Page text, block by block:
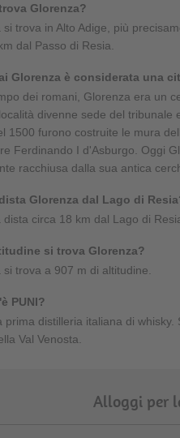
Glorenza?
si trova in Alto Adige, più
dal Passo di Resia.
Glorenza è considerata una
dei romani, Glorenza era un
divenne sede del
1500 furono costruite le mura
Ferdinando I d'Asburgo. Oggi
racchiusa dalla sua antica
Glorenza dal Lago di
dista circa 18 km dal Lago di
si trova Glorenza?
si trova a 907 m di altitudine.
PUNI?
prima distilleria italiana di
Val Venosta.
Alloggi per